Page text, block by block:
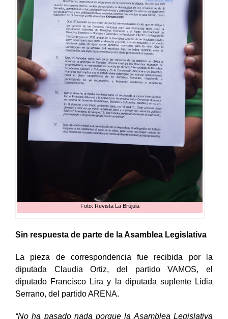
Foto: Revista La Brújula
Sin respuesta de parte de la Asamblea Legislativa
La pieza de correspondencia fue recibida por la
diputada Claudia Ortiz, del partido VAMOS, el
diputado Francisco Lira y la diputada suplente Lidia
Serrano, del partido ARENA.
“No ha pasado nada porque la Asamblea Legislativa